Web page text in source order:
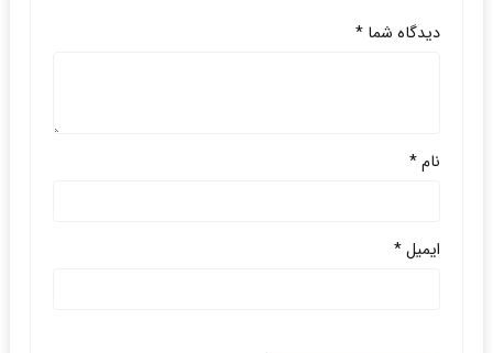
دیدگاه شما *
نام*
ایمیل*